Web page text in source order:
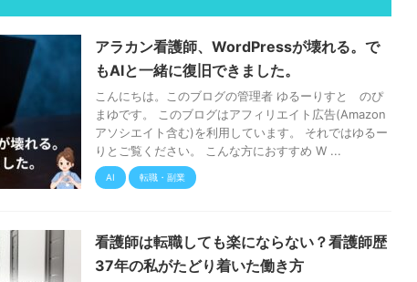
アラカン看護師、WordPressが壊れる。で
もAIと一緒に復旧できました。
こんにちは。このブログの管理者 ゆるーりすと のぴ
まゆです。 このブログはアフィリエイト広告(Amazon
アソシエイト含む)を利用しています。 それではゆるー
りとご覧ください。 こんな方におすすめ W ...
AI 転職・副業
看護師は転職しても楽にならない？看護師歴
37年の私がたどり着いた働き方